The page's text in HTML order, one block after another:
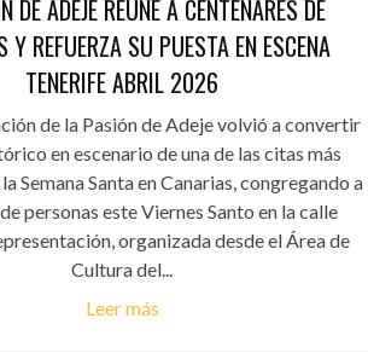
DE ADEJE REÚNE A CENTENARES DE
Y REFUERZA SU PUESTA EN ESCENA
TENERIFE ABRIL 2026
de la Pasión de Adeje volvió a convertir
en escenario de una de las citas más
Semana Santa en Canarias, congregando a
personas este Viernes Santo en la calle
organizada desde el Área de
Cultura del...
Leer más